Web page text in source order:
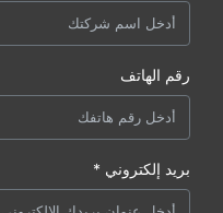
رقم الهاتف
بريد إلكتروني *